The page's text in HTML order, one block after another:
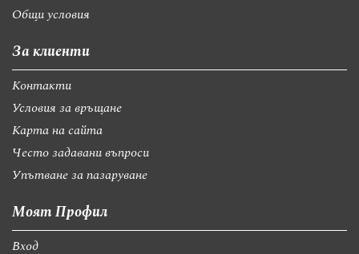
Общи условия
За клиенти
Контакти
Условия за връщане
Карта на сайта
Често задавани въпроси
Упътване за пазаруване
Моят Профил
Вход